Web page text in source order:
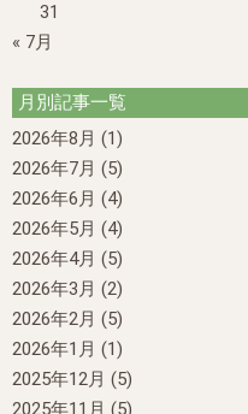
31
« 7月
月別記事一覧
2026年8月 (1)
2026年7月 (5)
2026年6月 (4)
2026年5月 (4)
2026年4月 (5)
2026年3月 (2)
2026年2月 (5)
2026年1月 (1)
2025年12月 (5)
2025年11月 (5)